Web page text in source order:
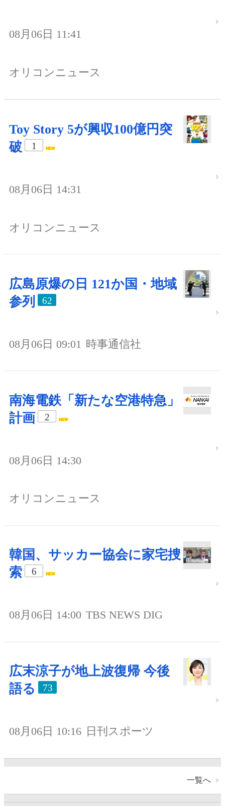
08月06日 11:41
オリコンニュース
Toy Story 5が興収100億円突
破
1
08月06日 14:31
オリコンニュース
広島原爆の日 121か国・地域
参列
62
08月06日 09:01 時事通信社
南海電鉄「新たな空港特急」
計画
2
08月06日 14:30
オリコンニュース
韓国、サッカー協会に家宅捜
索
6
08月06日 14:00 TBS NEWS DIG
広末涼子が地上波復帰 今後
語る
73
08月06日 10:16 日刊スポーツ
一覧へ